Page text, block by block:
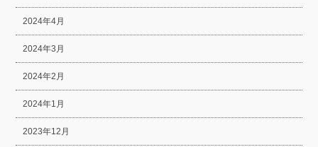
2024年4月
2024年3月
2024年2月
2024年1月
2023年12月